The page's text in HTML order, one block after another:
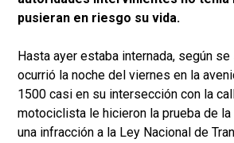
pusieran en riesgo su vida.
Hasta ayer estaba internada, según
ocurrió la noche del viernes en la
1500 casi en su intersección con la
motociclista le hicieron la prueba de
una infracción a la Ley Nacional de